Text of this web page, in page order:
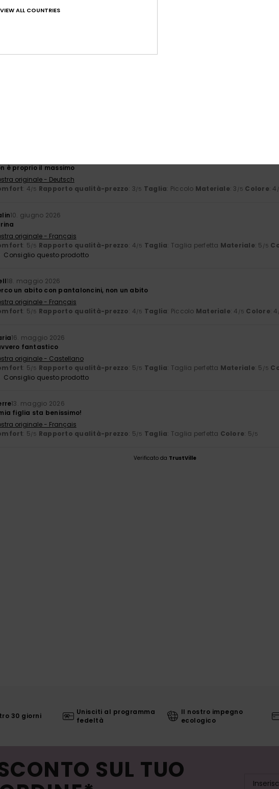
davvero carino, ma le taglie sono completamente sbagliate e vestono
: 5 Rapporto qualità-prezzo: 5 Taglia
è proprio il massimo
originale - Deutsch
: 4/5 Rapporto qualità-prezzo: 3/5 Taglia: Piccolo Materiale: 3 /5 Colore: 4
10. giugno 2026
originale - Français
: 5/5 Rapporto qualità-prezzo: 4/5 Taglia: Taglia perfetta Materiale: 5 /5
Consiglio questo prodotto
18. maggio 2026
un abito con pantaloncini, non un abito
originale - Français
: 5/5 Rapporto qualità-prezzo: 4/5 Taglia: Piccolo Materiale: 4 /5 Colore: 4
16. maggio 2026
fantastico
originale - Castellano
: 5/5 Rapporto qualità-prezzo: 5/5 Taglia: Taglia perfetta Materiale: 5 /5
Consiglio questo prodotto
13. maggio 2026
figlia sta benissimo!
originale - Français
: 5/5 Rapporto qualità-prezzo: 5/5 Taglia: Taglia perfetta Colore: 5/5
Verificato da TrustVille
30 giorni
Unisciti al programma
fedeltà
Il nostro impegno
ecologico
SUL TUO
VIEW ALL COUNTRIES